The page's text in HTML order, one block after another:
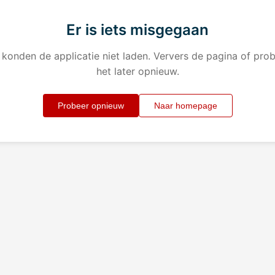
Er is iets misgegaan
konden de applicatie niet laden. Ververs de pagina of
het later opnieuw.
Probeer opnieuw Naar homepage